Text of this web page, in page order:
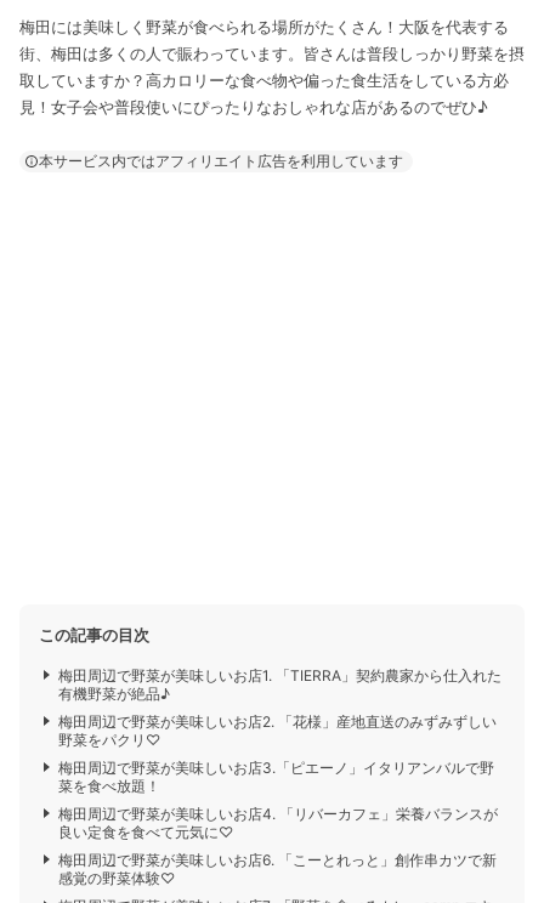
梅田には美味しく野菜が食べられる場所がたくさん！大阪を代表する
街、梅田は多くの人で賑わっています。皆さんは普段しっかり野菜を摂
取していますか？高カロリーな食べ物や偏った食生活をしている方必
見！女子会や普段使いにぴったりなおしゃれな店があるのでぜひ♪
本サービス内ではアフィリエイト広告を利用しています
この記事の目次
梅田周辺で野菜が美味しいお店1. 「TIERRA」契約農家から仕入れた
有機野菜が絶品♪
梅田周辺で野菜が美味しいお店2. 「花様」産地直送のみずみずしい
野菜をパクリ♡
梅田周辺で野菜が美味しいお店3.「ピエーノ」イタリアンバルで野
菜を食べ放題！
梅田周辺で野菜が美味しいお店4. 「リバーカフェ」栄養バランスが
良い定食を食べて元気に♡
梅田周辺で野菜が美味しいお店6. 「こーとれっと」創作串カツで新
感覚の野菜体験♡